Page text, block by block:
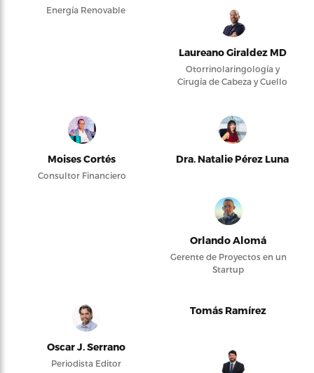
Energía Renovable
Laureano Giraldez MD
Otorrinolaringología y
Cirugía de Cabeza y Cuello
Moises Cortés
Consultor Financiero
Dra. Natalie Pérez Luna
Orlando Alomá
Gerente de Proyectos en un
Startup
Oscar J. Serrano
Periodista Editor
Tomás Ramírez